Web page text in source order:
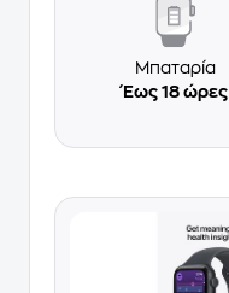
Μπαταρία
Έως 18 ώρες